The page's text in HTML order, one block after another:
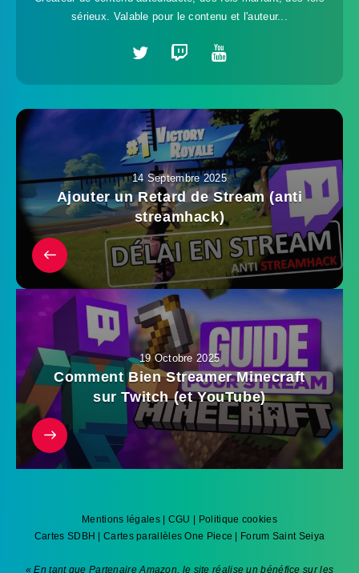
sérieux. Valable pour le contenu et l'auteur...
14 Septembre 2025
Ajouter un Retard de Stream (anti
streamhack)
19 Octobre 2025
Comment Bien Streamer Minecraft
sur Twitch (et YouTube)
Mentions légales| CGU
Politique cookies
Cartes SDBH
|Cartes parallèles One Piece Forum Saint Seiya
« En tant que Partenaire Amazon, le site réalise un bénéfice sur les